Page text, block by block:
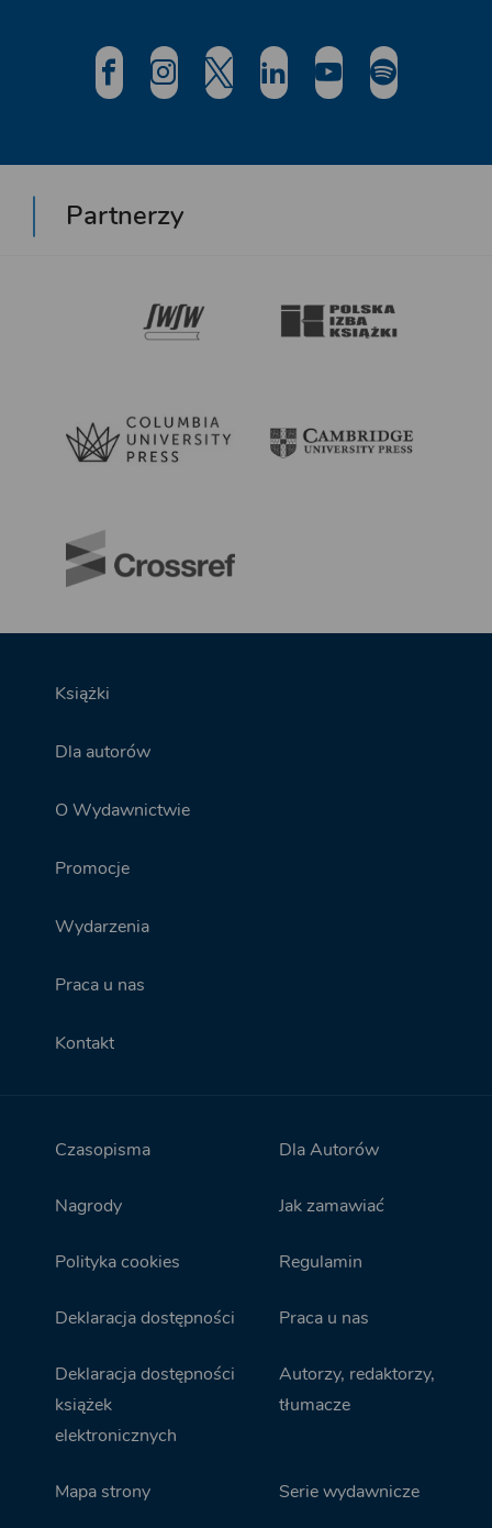
Partnerzy
Książki
Dla autorów
O Wydawnictwie
Promocje
Wydarzenia
Praca u nas
Kontakt
Czasopisma Dla Autorów
Nagrody Jak zamawiać
Polityka cookies Regulamin
Deklaracja dostępności Praca u nas
Deklaracja dostępności
książek
elektronicznych
Autorzy, redaktorzy,
tłumacze
Mapa strony Serie wydawnicze